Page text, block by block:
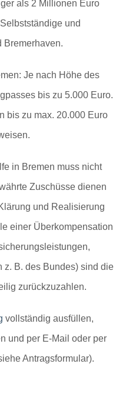
als 2 Millionen Euro
und
Bremerhaven.
Je nach Höhe des
bis zu 5.000 Euro.
bis zu max. 20.000 Euro
in Bremen muss nicht
Zuschüsse dienen
und Realisierung
einer Überkompensation
z. B. des Bundes) sind die
zurückzuzahlen.
vollständig ausfüllen,
und per E-Mail oder per
Antragsformular).